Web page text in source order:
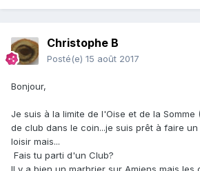
Christophe B
Posté(e) 15 août 2017
Bonjour,
Je suis à la limite de l'Oise et de la Somme
de club dans le coin...je suis prêt à faire
loisir mais...
Fais tu parti d'un Club?